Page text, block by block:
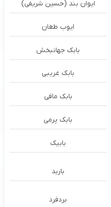
ایوان بند (حسین شریفی)
ایوب طغان
بابک جهانبخش
بابک غریبی
بابک مافی
بابک پرمی
بابیک
باربد
بردفرد